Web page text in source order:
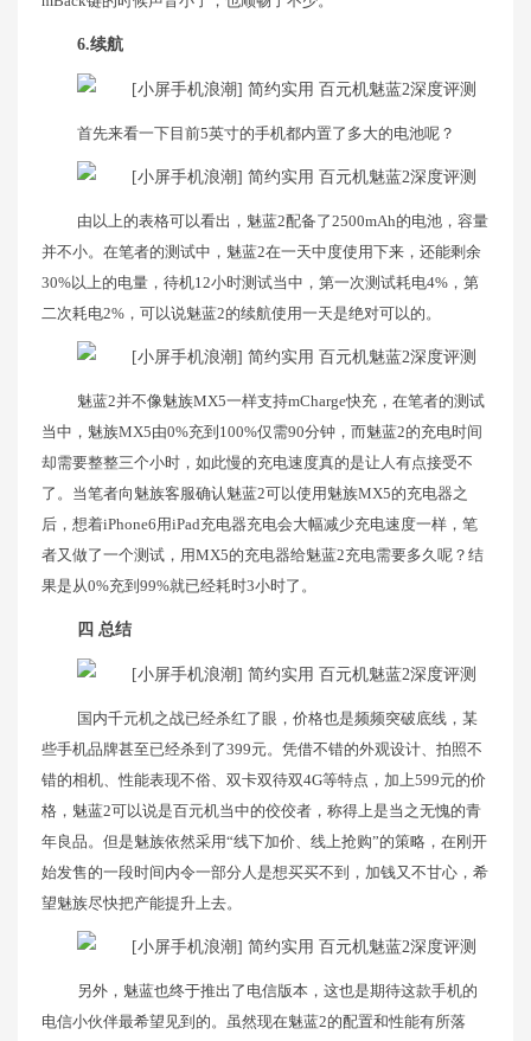
6.续航
首先来看一下目前5英寸的手机都内置了多大的电池呢？
由以上的表格可以看出，魅蓝2配备了2500mAh的电池，容量
并不小。在笔者的测试中，魅蓝2在一天中度使用下来，还能剩余
30%以上的电量，待机12小时测试当中，第一次测试耗电4%，第
二次耗电2%，可以说魅蓝2的续航使用一天是绝对可以的。
魅蓝2并不像魅族MX5一样支持mCharge快充，在笔者的测试
当中，魅族MX5由0%充到100%仅需90分钟，而魅蓝2的充电时间
却需要整整三个小时，如此慢的充电速度真的是让人有点接受不
了。当笔者向魅族客服确认魅蓝2可以使用魅族MX5的充电器之
后，想着iPhone6用iPad充电器充电会大幅减少充电速度一样，笔
者又做了一个测试，用MX5的充电器给魅蓝2充电需要多久呢？结
果是从0%充到99%就已经耗时3小时了。
四 总结
国内千元机之战已经杀红了眼，价格也是频频突破底线，某
些手机品牌甚至已经杀到了399元。凭借不错的外观设计、拍照不
错的相机、性能表现不俗、双卡双待双4G等特点，加上599元的价
格，魅蓝2可以说是百元机当中的佼佼者，称得上是当之无愧的青
年良品。但是魅族依然采用“线下加价、线上抢购”的策略，在刚开
始发售的一段时间内令一部分人是想买买不到，加钱又不甘心，希
望魅族尽快把产能提升上去。
另外，魅蓝也终于推出了电信版本，这也是期待这款手机的
电信小伙伴最希望见到的。虽然现在魅蓝2的配置和性能有所落